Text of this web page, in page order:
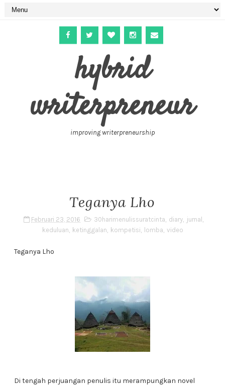
hybrid
writerpreneur
improving writerpreneurship
Teganya Lho
Februari 23, 2016 30harimenulissuratcinta, diary, jurnal ,
keduluan, ketinggalan, kompetisi, lomba, video
Teganya Lho
Di tengah perjuangan penulis itu merampungkan novel